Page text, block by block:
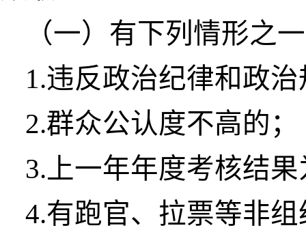
（一）有下列情形之
1.违反政治纪律和政
2.群众公认度不高的；
3.上一年年度考核结
4.有跑官、拉票等非